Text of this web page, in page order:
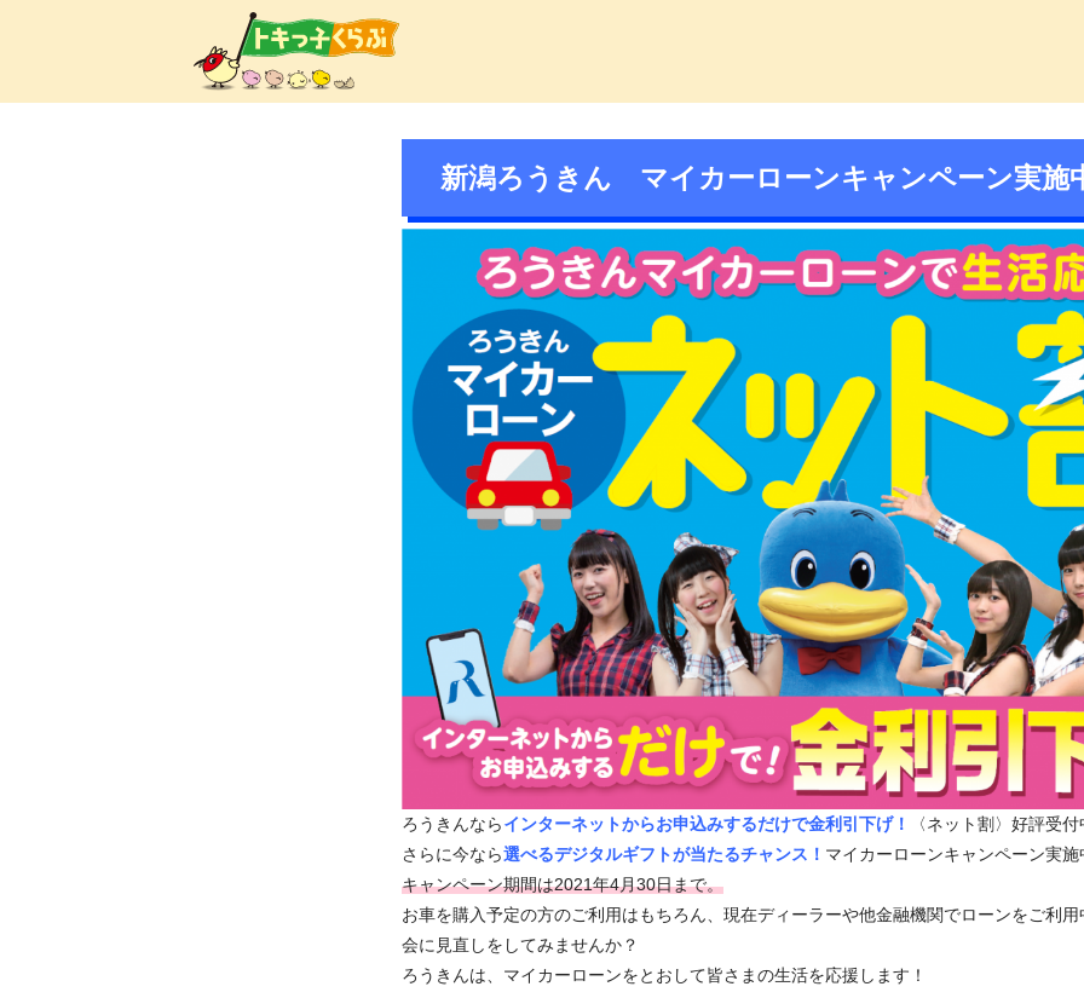
新潟ろうきん マイカーローンキャンペーン実施
ろうきんならインターネットからお申込みするだけで金利引下げ！
〈ネット割〉好評受付
さらに今なら選べるデジタルギフトが当たるチャンス！ マイカーローンキャンペーン実施
キャンペーン期間は2021年4月30日まで。
お車を購入予定の方のご利用はもちろん、現在ディーラーや他金融機関でローンをご利
会に見直しをしてみませんか？
ろうきんは、マイカーローンをとおして皆さまの生活を応援します！